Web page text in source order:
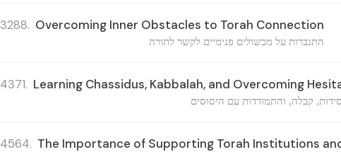
3288. Overcoming Inner Obstacles to Torah Connection
התגברות על מכשולים פנימיים לקשר לתורה
4371. Learning Chassidus, Kabbalah, and Overcoming
קבלה, והתמודדות עם היסוסים
4564. The Importance of Supporting Torah Institutions